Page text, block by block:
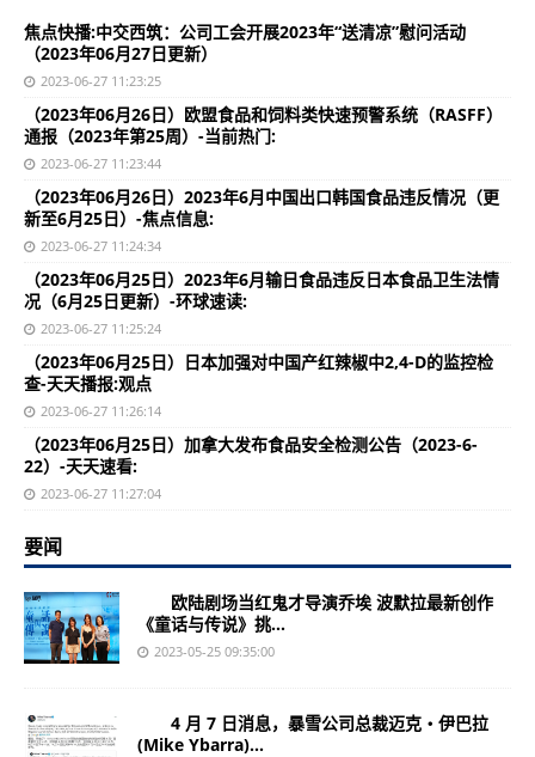
焦点快播:中交西筑：公司工会开展2023年“送清凉”慰问活动
（2023年06月27日更新）
2023-06-27 11:23:25
（2023年06月26日）欧盟食品和饲料类快速预警系统（RASFF）
通报（2023年第25周）-当前热门:
2023-06-27 11:23:44
（2023年06月26日）2023年6月中国出口韩国食品违反情况（更
新至6月25日）-焦点信息:
2023-06-27 11:24:34
（2023年06月25日）2023年6月输日食品违反日本食品卫生法情
况（6月25日更新）-环球速读:
2023-06-27 11:25:24
（2023年06月25日）日本加强对中国产红辣椒中2,4-D的监控检
查-天天播报:观点
2023-06-27 11:26:14
（2023年06月25日）加拿大发布食品安全检测公告（2023-6-
22）-天天速看:
2023-06-27 11:27:04
要闻
欧陆剧场当红鬼才导演乔埃 波默拉最新创作
《童话与传说》挑...
2023-05-25 09:35:00
4 月 7 日消息，暴雪公司总裁迈克・伊巴拉
(Mike Ybarra)...